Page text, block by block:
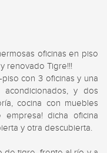
oficinas en piso
renovado Tigre!!!
y dos
cocina con muebles
dicha oficina
y otra descubierta.